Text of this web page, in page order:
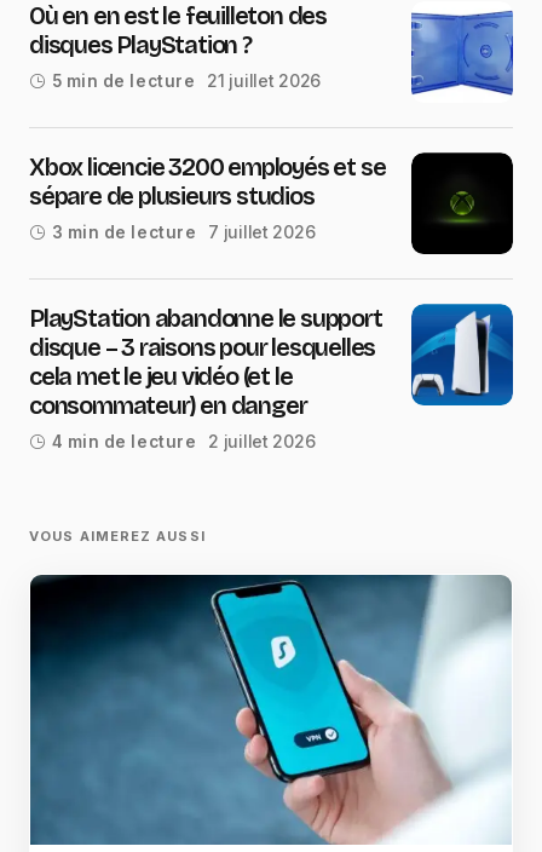
Où en en est le feuilleton des
disques PlayStation ?
5 min de lecture 21 juillet 2026
Xbox licencie 3200 employés et se
sépare de plusieurs studios
3 min de lecture 7 juillet 2026
PlayStation abandonne le support
disque – 3 raisons pour lesquelles
cela met le jeu vidéo (et le
consommateur) en danger
4 min de lecture 2 juillet 2026
VOUS AIMEREZ AUSSI